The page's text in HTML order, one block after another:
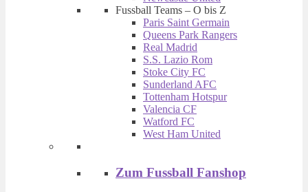
Fussball Teams – O bis Z
Paris Saint Germain
Queens Park Rangers
Real Madrid
S.S. Lazio Rom
Stoke City FC
Sunderland AFC
Tottenham Hotspur
Valencia CF
Watford FC
West Ham United
Zum Fussball Fanshop